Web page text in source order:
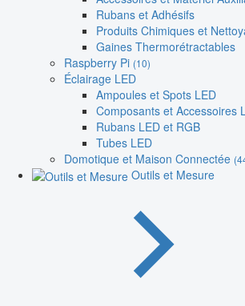
Rubans et Adhésifs
Produits Chimiques et
Gaines Thermorétractables
Raspberry Pi (10)
Éclairage LED
Ampoules et Spots LED
Composants et Accessoires
Rubans LED et RGB
Tubes LED
Domotique et Maison Connectée
Outils et Mesure